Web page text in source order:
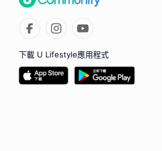
下載 U Lifestyle應用程式